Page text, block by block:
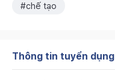
#chế tạo
Thông tin tuyển dụng